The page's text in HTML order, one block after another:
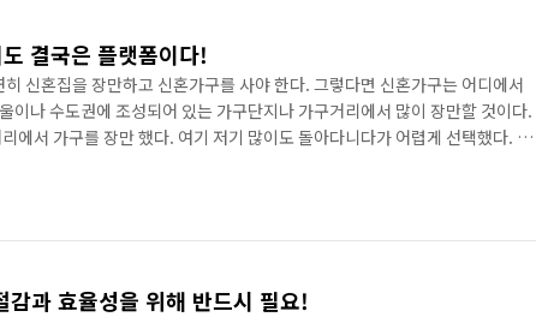
결국은 플랫폼이다!
신혼집을 장만하고 신혼가구를 사야 한다. 그렇다면 신혼가구는 어디에서
이나 수도권에 조성되어 있는 가구단지나 가구거리에서 많이 장만할 것이다.
에서 가구를 장만 했다. 여기 저기 많이도 돌아다니다가 어렵게 선택했다. 5년
하다가 든 생각인데, 결국은 가구거리도 플랫폼이라는 사실이다. 가구 대리
만 지금의 모습은 딱 플랫폼 비즈니스와 너무나도 닮아 있다. 우선 아현 가구
감과 효율성을 위해 반드시 필요!